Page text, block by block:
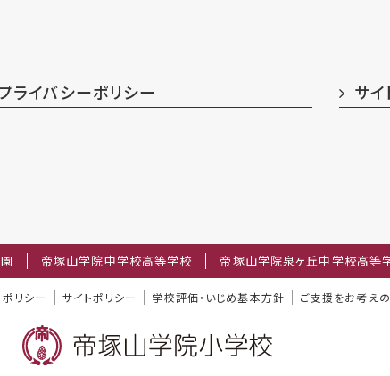
ライバシーポリシー サ
帝塚山学院中学校高等学校 帝塚山学院泉ヶ丘中学校高等
リシー サイトポリシー 学校評価・いじめ基本方針 ご支援をお考え